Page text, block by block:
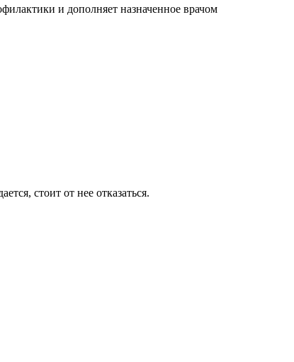
и дополняет назначенное врачом
стоит от нее отказаться.